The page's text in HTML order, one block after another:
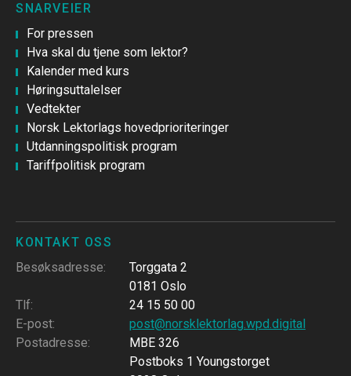
SNARVEIER
For pressen
Hva skal du tjene som lektor?
Kalender med kurs
Høringsuttalelser
Vedtekter
Norsk Lektorlags hovedprioriteringer
Utdanningspolitisk program
Tariffpolitisk program
KONTAKT OSS
Besøksadresse:
Torggata 2
0181 Oslo
Tlf:
24 15 50 00
E-post:
post@norsklektorlag.wpd.digital
Postadresse:
MBE 326
Postboks 1 Youngstorget